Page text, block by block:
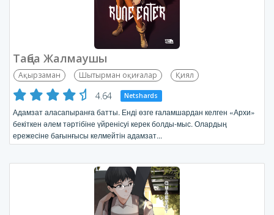
Таңба Жалмаушы
Ақырзаман Шытырман оқиғалар Қиял
4.64 Netshards
Адамзат аласапыранға батты. Енді өзге ғаламшардан келген «Архи»
бекіткен әлем тәртібіне үйренісуі керек болды-мыс. Олардың
ережесіне бағынғысы келмейтін адамзат...